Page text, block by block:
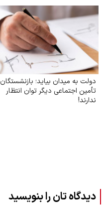
دولت به میدان بیاید؛ بازنشستگان
تأمین اجتماعی دیگر توان انتظار
ندارند!
دیدگاه تان را بنویسید